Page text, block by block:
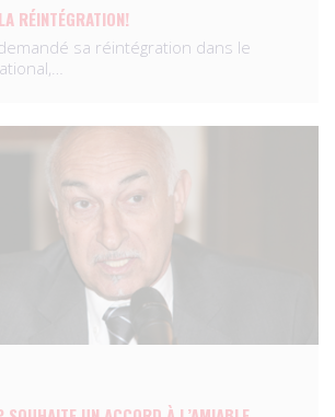
RÉINTÉGRATION!
sa réintégration dans le